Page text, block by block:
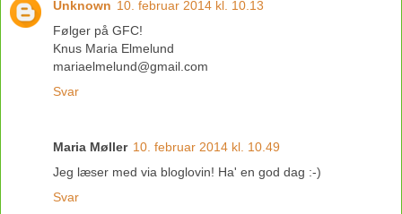
Unknown 10. februar 2014 kl. 10.13
Følger på GFC!
Knus Maria Elmelund
mariaelmelund@gmail.com
Svar
Maria Møller 10. februar 2014 kl. 10.49
Jeg læser med via bloglovin! Ha' en god dag :-)
Svar